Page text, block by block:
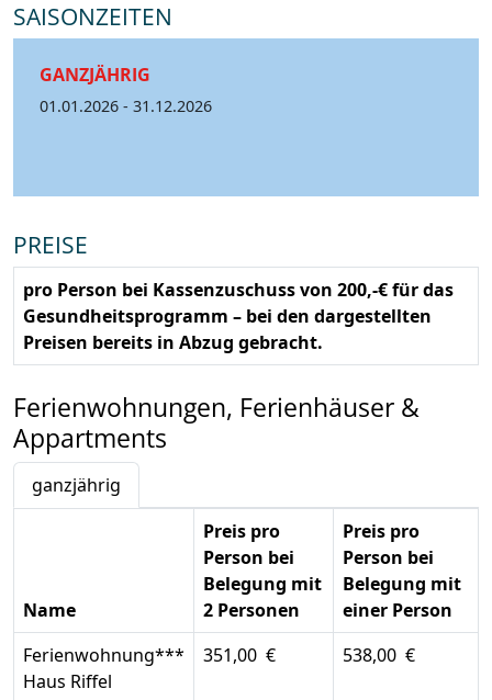
SAISONZEITEN
GANZJÄHRIG
01.01.2026 - 31.12.2026
PREISE
pro Person bei Kassenzuschuss von 200,-€ für das
Gesundheitsprogramm – bei den dargestellten
Preisen bereits in Abzug gebracht.
Ferienwohnungen, Ferienhäuser &
Appartments
ganzjährig
Name
Preis pro
Person bei
Belegung mit
2 Personen
Preis pro
Person bei
Belegung mit
einer Person
Ferienwohnung***
Haus Riffel
351,00 € 538,00 €